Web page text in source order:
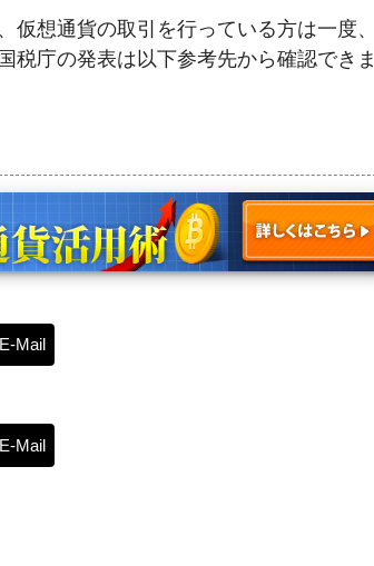
想通貨の取引を行っている方は一度、
税庁の発表は以下参考先から確認できま
E-Mail
E-Mail